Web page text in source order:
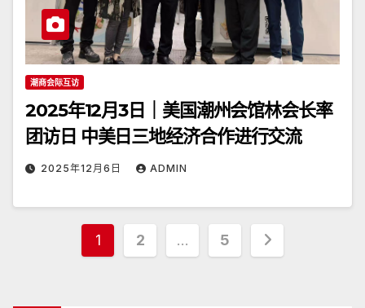
潮商会际互访
2025年12月3日｜美国潮州会馆林会长率
团访日 中美日三地经济合作进行交流
2025年12月6日 ADMIN
文
1 2 … 5